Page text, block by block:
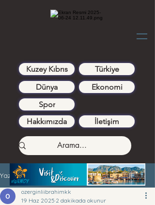
Kuzey Kıbrıs
Türkiye
Dünya
Ekonomi
Spor
Hakkımızda
İletişim
Yazı
ozerginliibrahimkk
19 Haz 2025 2 dakikada okunur